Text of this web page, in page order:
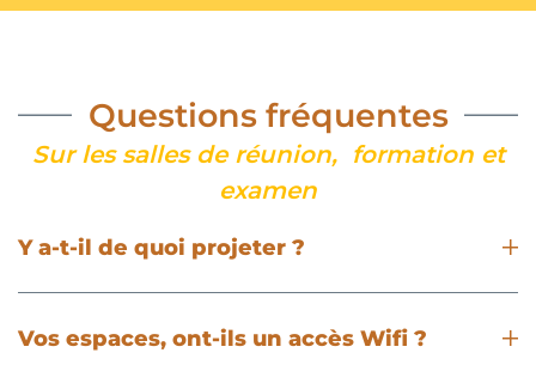
Questions fréquentes
Sur les salles de réunion, formation et
examen
Y a-t-il de quoi projeter ?
Vos espaces, ont-ils un accès Wifi ?